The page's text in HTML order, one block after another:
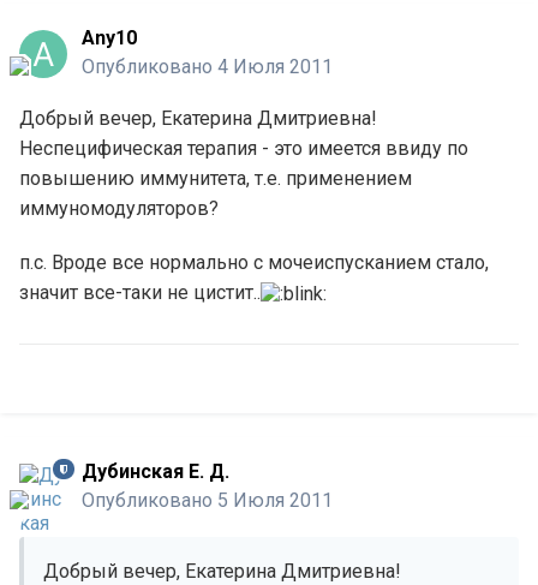
Any10
Опубликовано 4 Июля 2011
Добрый вечер, Екатерина Дмитриевна!
Неспецифическая терапия - это имеется ввиду по
повышению иммунитета, т.е. применением
иммуномодуляторов?
п.с. Вроде все нормально с мочеиспусканием стало,
значит все-таки не цистит..
Дубинская Е. Д.
Опубликовано 5 Июля 2011
Добрый вечер, Екатерина Дмитриевна!